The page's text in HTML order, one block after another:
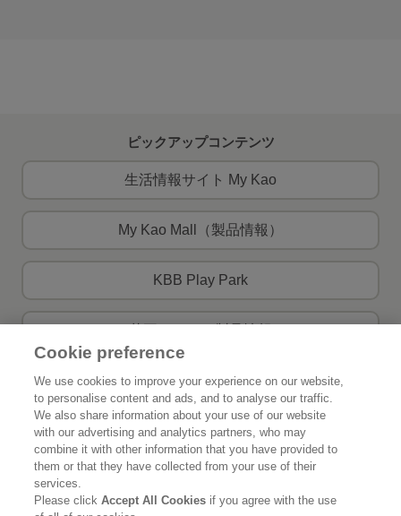
ピックアップコンテンツ
生活情報サイト My Kao
My Kao Mall（製品情報）
KBB Play Park
製品Q＆A お問い合わせ
花王公式SNSアカウント
Cookie preference
We use cookies to improve your experience on our website,
to personalise content and ads, and to analyse our traffic.
We also share information about your use of our website
with our advertising and analytics partners, who may
combine it with other information that you have provided to
them or that they have collected from your use of their
services.
Please clickAccept All Cookies if you agree with the use